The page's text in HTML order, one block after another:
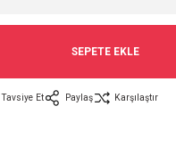
SEPETE EKLE
Tavsiye Et Paylaş Karşılaştır